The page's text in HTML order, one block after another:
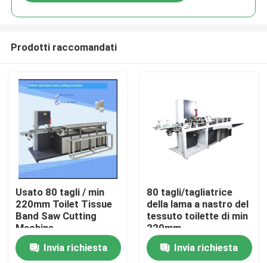
Prodotti raccomandati
Usato 80 tagli / min
220mm Toilet Tissue
Band Saw Cutting
Machine
Invia richiesta
80 tagli/tagliatrice
della lama a nastro del
tessuto toilette di min
220mm
Invia richiesta